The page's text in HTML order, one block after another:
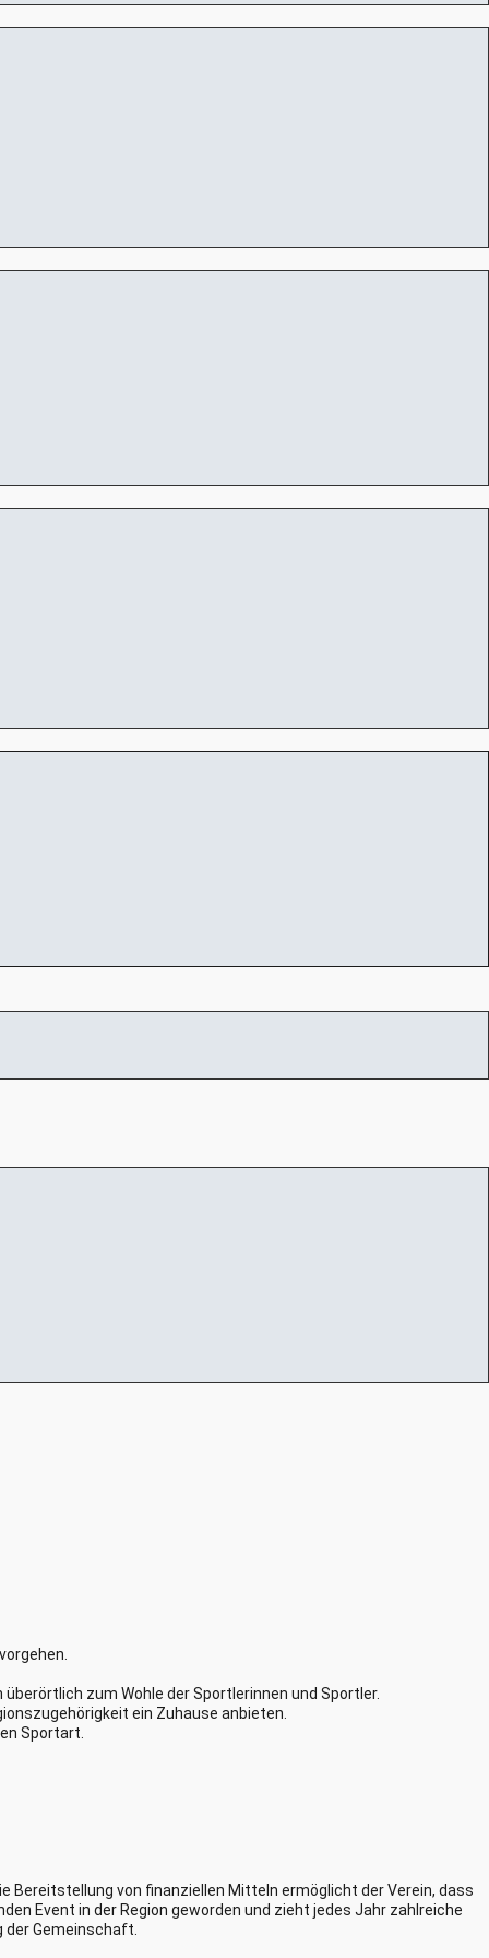
zum Wohle der Sportlerinnen und Sportler.
ein Zuhause anbieten.
Sportart.
Bereitstellung von finanziellen Mitteln ermöglicht der Verein, dass
Event in der Region geworden und zieht jedes Jahr zahlreiche
der Gemeinschaft.